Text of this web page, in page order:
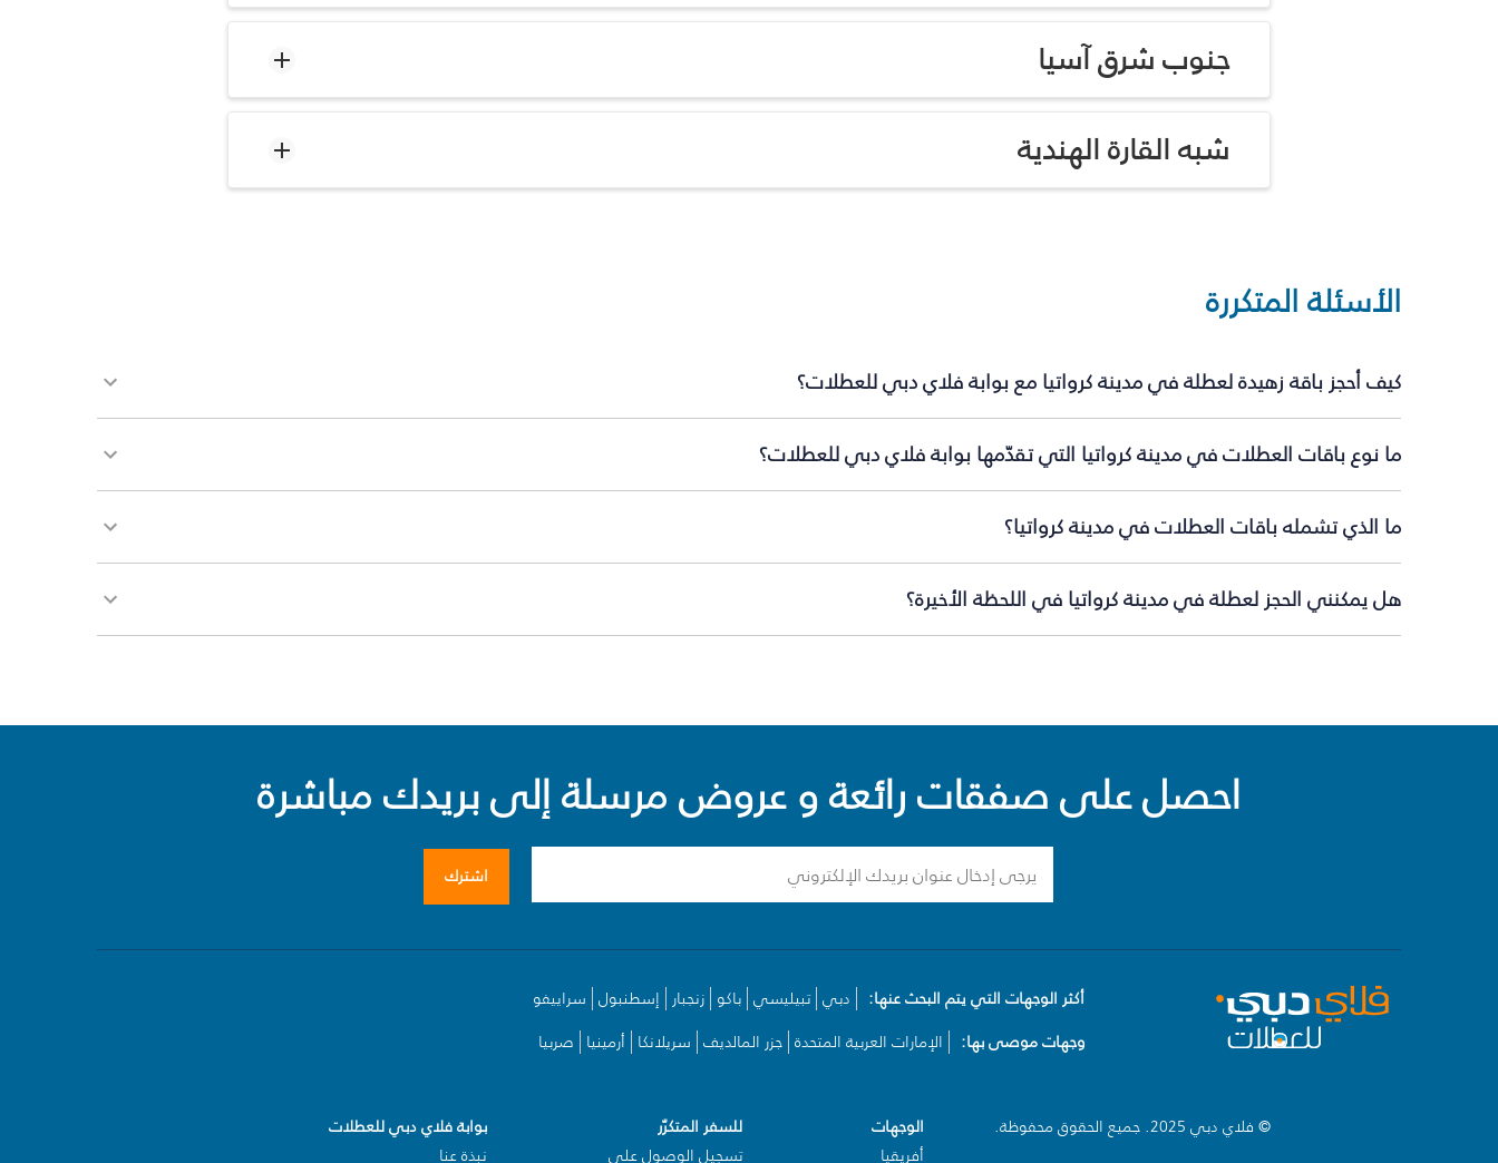
جنوب شرق آسيا
شبه القارة الهندية
الأسئلة المتكررة
كيف أحجز باقة زهيدة لعطلة في مدينة كرواتيا مع بوابة فلاي دبي للعطلات؟
ما نوع باقات العطلات في مدينة كرواتيا التي تقدّمها بوابة فلاي دبي للعطلات؟
ما الذي تشمله باقات العطلات في مدينة كرواتيا؟
هل يمكنني الحجز لعطلة في مدينة كرواتيا في اللحظة الأخيرة؟
احصل على صفقات رائعة و عروض مرسلة إلى بريدك مباشرة
اشترك
أكثر الوجهات التي يتم البحث عنها: دبي تبيليسي باكو زنجبار إسطنبول سراييفو
وجهات موصى بها:
الإمارات العربية المتحدة جزر المالديف سريلانكا أرمينيا صربيا
© فلاي دبي 2025. جميع الحقوق محفوظة.
الوجهات
أفريقيا
للسفر المتكرّر
تسجيل الوصول على
بوابة فلاي دبي للعطلات
نبذة عنا